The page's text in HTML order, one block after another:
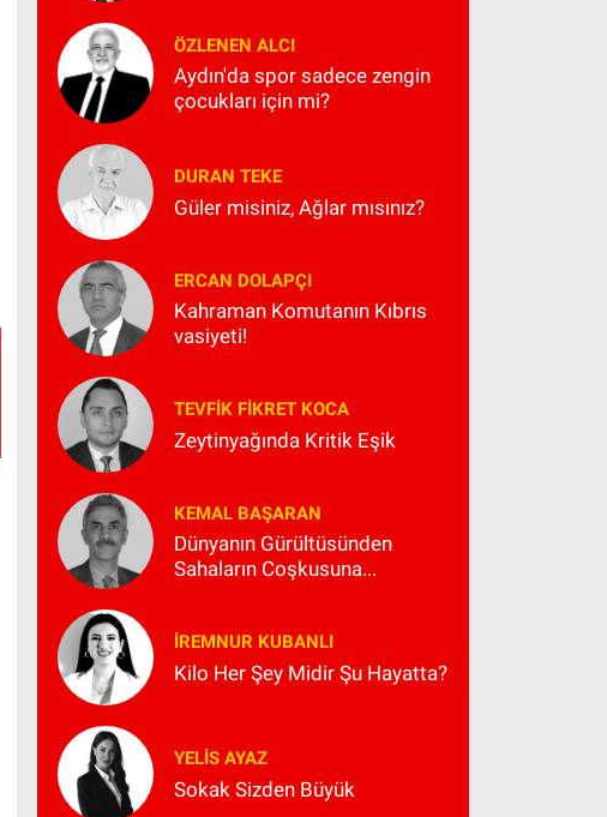
ÖZLENEN ALCI
Aydın'da spor sadece zengin
çocukları için mi?
DURAN TEKE
Güler misiniz, Ağlar mısınız?
ERCAN DOLAPÇI
Kahraman Komutanın Kıbrıs
vasiyeti!
TEVFIK FIKRET KOCA
Zeytinyağında Kritik Eşik
KEMAL BAŞARAN
Dünyanın Gürültüsünden
Sahaların Coşkusuna...
İREMNUR KUBANLI
Kilo Her Şey Midir Şu Hayatta?
YELIS AYAZ
Sokak Sizden Büyük